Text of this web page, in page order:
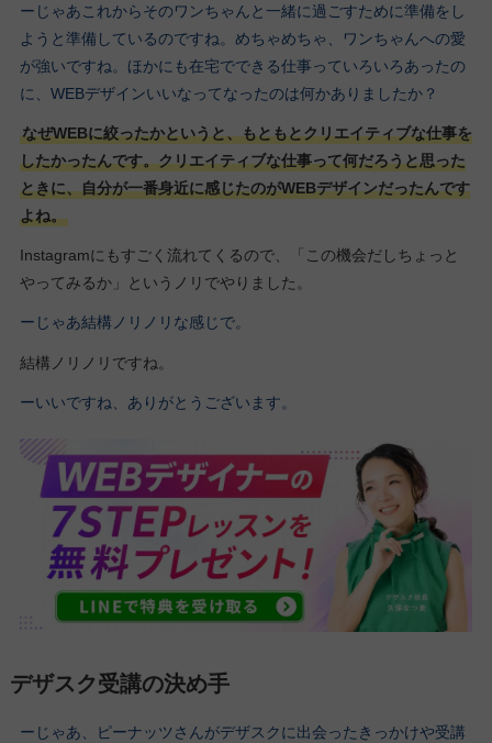
ーじゃあこれからそのワンちゃんと一緒に過ごすために準備をし
ようと準備しているのですね。めちゃめちゃ、ワンちゃんへの愛
が強いですね。ほかにも在宅でできる仕事っていろいろあったの
に、WEBデザインいいなってなったのは何かありましたか？
なぜWEBに絞ったかというと、もともとクリエイティブな仕事を
したかったんです。クリエイティブな仕事って何だろうと思った
ときに、自分が一番身近に感じたのがWEBデザインだったんです
よね。
Instagramにもすごく流れてくるので、「この機会だしちょっと
やってみるか」というノリでやりました。
ーじゃあ結構ノリノリな感じで。
結構ノリノリですね。
ーいいですね、ありがとうございます。
デザスク受講の決め手
ーじゃあ、ピーナッツさんがデザスクに出会ったきっかけや受講